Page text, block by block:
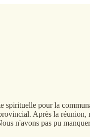
pour la
Après la
n'avons pas pu